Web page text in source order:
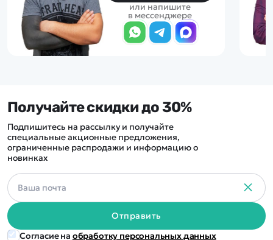
или напишите
в мессенджере
Получайте скидки до 30%
Подпишитесь на рассылку и получайте
специальные акционные предложения,
ограниченные распродажи и информацию о
новинках
Отправить
Согласие на обработку персональных данных